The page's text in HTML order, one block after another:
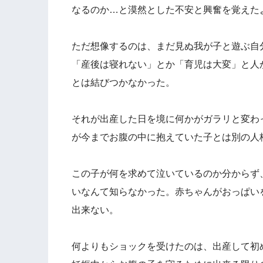
なるのか…と漠然とした不安と興奮を覚えた
ただ想像するのは、まだ見ぬ我が子と遊ぶ自
「産後は寝れない」とか「育児は大変」と
とは結びつかなかった。
それが出産した日を境に何かがガラリと変
が今までお腹の中に抱えていた子とは別の
この子が何を求めて泣いているのか分から
いなんて知らなかった。赤ちゃんがおっぱ
出来ない。
何よりもショックを受けたのは、出産して